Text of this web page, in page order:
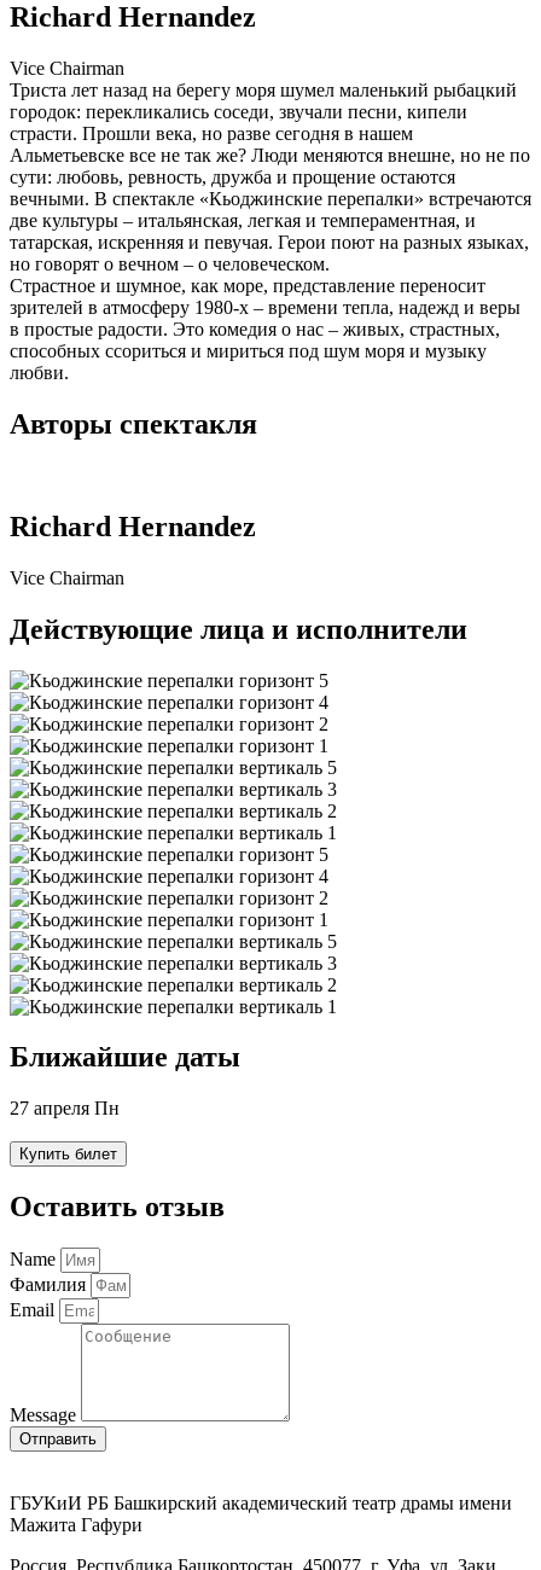
Richard Hernandez
Vice Chairman
Триста лет назад на берегу моря шумел маленький рыбацкий
городок: перекликались соседи, звучали песни, кипели
страсти. Прошли века, но разве сегодня в нашем
Альметьевске все не так же? Люди меняются внешне, но не по
сути: любовь, ревность, дружба и прощение остаются
вечными. В спектакле «Кьоджинские перепалки» встречаются
две культуры – итальянская, легкая и темпераментная, и
татарская, искренняя и певучая. Герои поют на разных языках,
но говорят о вечном – о человеческом.
Страстное и шумное, как море, представление переносит
зрителей в атмосферу 1980-х – времени тепла, надежд и веры
в простые радости. Это комедия о нас – живых, страстных,
способных ссориться и мириться под шум моря и музыку
любви.
Авторы спектакля
Richard Hernandez
Vice Chairman
Действующие лица и исполнители
Ближайшие даты
27 апреля Пн
Купить билет
Оставить отзыв
Name
Фамилия
Email
Message
Отправить
ГБУКиИ РБ Башкирский академический театр драмы имени
Мажита Гафури